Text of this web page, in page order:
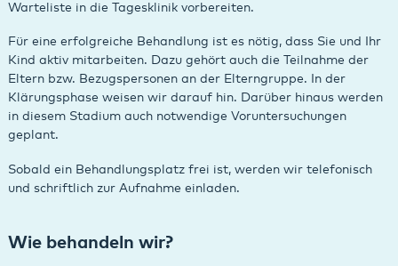
Warteliste in die Tagesklinik vorbereiten.
Für eine erfolgreiche Behandlung ist es nötig, dass Sie und Ihr
Kind aktiv mitarbeiten. Dazu gehört auch die Teilnahme der
Eltern bzw. Bezugspersonen an der Elterngruppe. In der
Klärungsphase weisen wir darauf hin. Darüber hinaus werden
in diesem Stadium auch notwendige Voruntersuchungen
geplant.
Sobald ein Behandlungsplatz frei ist, werden wir telefonisch
und schriftlich zur Aufnahme einladen.
Wie behandeln wir?